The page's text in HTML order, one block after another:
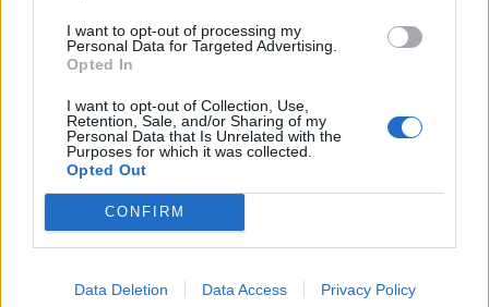
I want to opt-out of processing my
Personal Data for Targeted Advertising.
Opted In
I want to opt-out of Collection, Use,
Retention, Sale, and/or Sharing of my
Personal Data that Is Unrelated with the
Purposes for which it was collected.
Opted Out
CONFIRM
Data Deletion Data Access Privacy Policy
Portfolio.hu teljes cikkarchívum
Kötéslisták: BÉT elmúlt 2 év napon belüli
Előfizetés
MÁR ELŐFIZETŐNK VAGY?